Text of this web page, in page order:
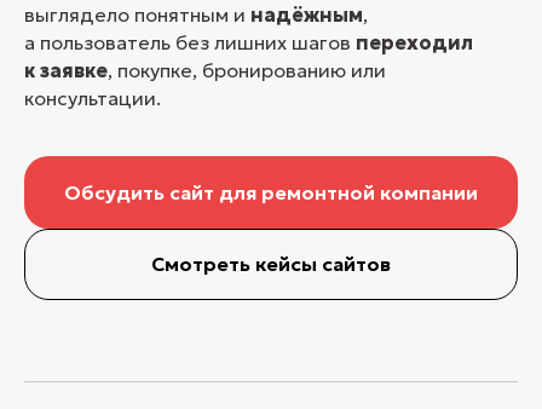
выглядело понятным и надёжным,
а пользователь без лишних шагов переходил
к заявке, покупке, бронированию или
консультации.
Обсудить сайт для ремонтной компании
Смотреть кейсы сайтов